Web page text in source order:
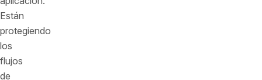
Están
protegiendo
los
flujos
de